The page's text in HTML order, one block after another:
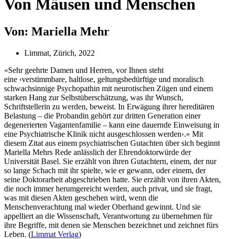
Von Mäusen und Menschen
Von: Mariella Mehr
Limmat, Zürich, 2022
«Sehr geehrte Damen und Herren, vor Ihnen steht
eine ‹verstimmbare, haltlose, geltungsbedürftige und moralisch
schwachsinnige Psychopathin mit neurotischen Zügen und einem
starken Hang zur Selbstüberschätzung, was ihr Wunsch,
Schriftstellerin zu werden, beweist. In Erwägung ihrer hereditären
Belastung – die Probandin gehört zur dritten Generation einer
degenerierten Vagantenfamilie – kann eine dauernde Einweisung in
eine Psychiatrische Klinik nicht ausgeschlossen werden›.» Mit
diesem Zitat aus einem psychiatrischen Gutachten über sich beginnt
Mariella Mehrs Rede anlässlich der Ehrendoktorwürde der
Universität Basel. Sie erzählt von ihren Gutachtern, einem, der nur
so lange Schach mit ihr spielte, wie er gewann, oder einem, der
seine Doktorarbeit abgeschrieben hatte. Sie erzählt von ihren Akten,
die noch immer herumgereicht werden, auch privat, und sie fragt,
was mit diesen Akten geschehen wird, wenn die
Menschenverachtung mal wieder Oberhand gewinnt. Und sie
appelliert an die Wissenschaft, Verantwortung zu übernehmen für
ihre Begriffe, mit denen sie Menschen bezeichnet und zeichnet fürs
Leben. (Limmat Verlag)